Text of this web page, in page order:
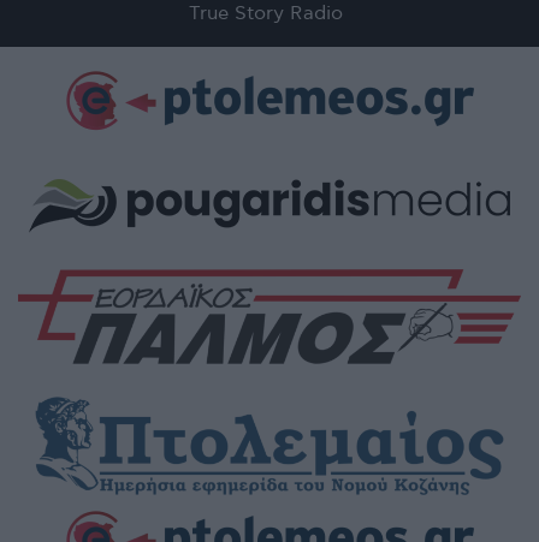
True Story Radio